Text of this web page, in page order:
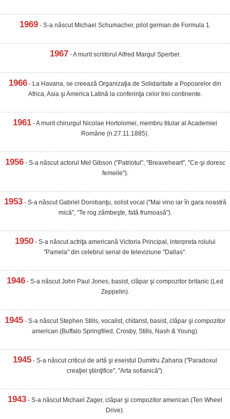
1969- S-a născut Michael Schumacher, pilot german de Formula 1.
1967 - A murit scriitorul Alfred Margul Sperber.
1966 - La Havana, se creează Organizaţia de Solidaritate a Popoarelor din
Africa, Asia şi America Latină la conferinţa celor trei continente.
1961 - A murit chirurgul Nicolae Hortolomei, membru titular al Academiei
Române (n.27.11.1885).
1956- S-a născut actorul Mel Gibson ("Patriotul", "Breaveheart", "Ce-şi doresc
femeile").
1953- S-a născut Gabriel Dorobanţu, solist vocal ("Mai vino iar în gara noastră
mică", "Te rog zâmbeşte, fată frumoasă").
1950- S-a născut actriţa americană Victoria Principal, interpreta rolului
"Pamela" din celebrul serial de televiziune "Dallas".
1946 - S-a născut John Paul Jones, basist, clăpar şi compozitor britanic (Led
Zeppelin).
1945 - S-a născut Stephen Stills, vocalist, chitarist, basist, clăpar şi compozitor
american (Buffalo Springfiled, Crosby, Stills, Nash & Young).
1945 - S-a născut criticul de artă şi eseistul Dumitru Zaharia ("Paradoxul
creaţiei ştiinţifice", "Arta sofianică").
1943 - S-a născut Michael Zager, clăpar şi compozitor american (Ten Wheel
Drive).